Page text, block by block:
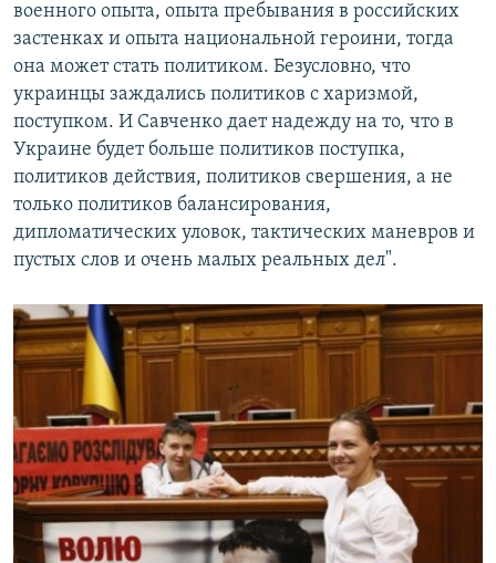
военного опыта, опыта пребывания в российских
застенках и опыта национальной героини, тогда
она может стать политиком. Безусловно, что
украинцы заждались политиков с харизмой,
поступком. И Савченко дает надежду на то, что в
Украине будет больше политиков поступка,
политиков действия, политиков свершения, а не
только политиков балансирования,
дипломатических уловок, тактических маневров и
пустых слов и очень малых реальных дел".